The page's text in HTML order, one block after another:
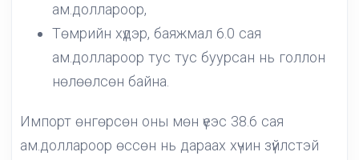
ам.доллароор,
Төмрийн хүдэр, баяжмал 6.0 сая
ам.доллароор тус тус буурсан нь голлон
нөлөөлсөн байна.
Импорт өнгөрсөн оны мөн үеэс 38.6 сая
ам.доллароор өссөн нь дараах хүчин зүйлстэй